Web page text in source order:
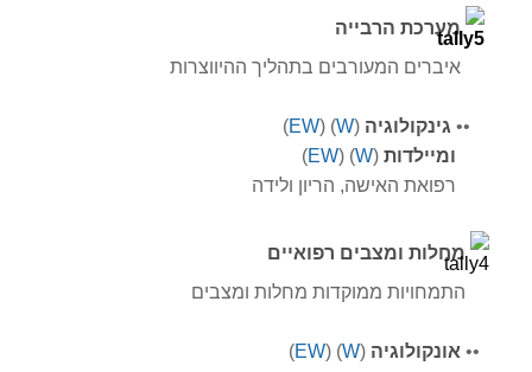
מערכת הרבייה
איברים המעורבים בתהליך ההיווצרות
•
• גינקולוגיה (
W
) (
EW
)
ומיילדות (
W
) (
EW
)
רפואת האישה, הריון ולידה
מחלות ומצבים רפואיים
התמחויות ממוקדות מחלות ומצבים
•
• אונקולוגיה (
W
) (
EW
)